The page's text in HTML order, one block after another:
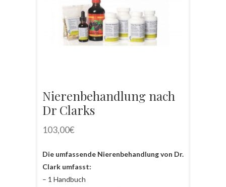
Nierenbehandlung nach
Dr Clarks
103,00€
Die umfassende Nierenbehandlung von Dr.
Clark umfasst:
– 1 Handbuch